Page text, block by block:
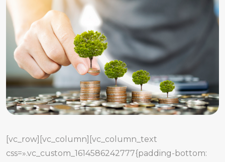
[vc_row][vc_column][vc_column_text
css=».vc_custom_1614586242777{padding-bottom: